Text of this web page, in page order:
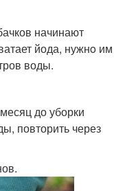
начинают
йода, нужнo им
воды.
до уборки
повторить через